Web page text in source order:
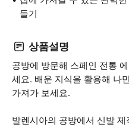
들기
상품설명
공방에 방문해 스페인 전통
세요. 배운 지식을 활용해 나
가져가 보세요.
발렌시아의 공방에서 신발